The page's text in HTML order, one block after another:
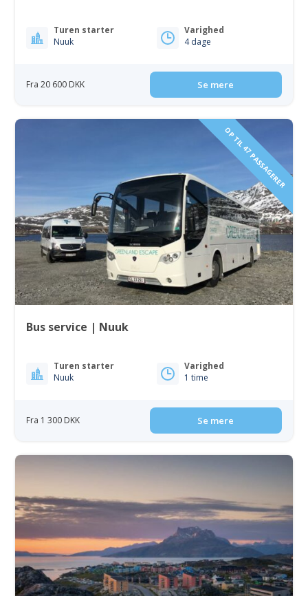
Turen starter
Nuuk
Varighed
4 dage
Fra 20 600 DKK Se mere
OP TIL 47 PASSAGERER
Bus service | Nuuk
Turen starter
Nuuk
Varighed
1 time
Fra 1 300 DKK Se mere